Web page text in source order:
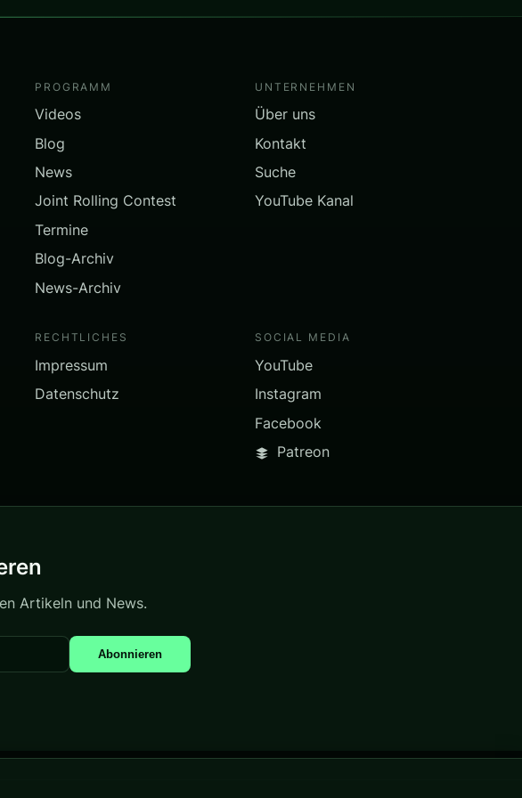
PROGRAMM
Videos
Blog
News
Joint Rolling Contest
Termine
Blog-Archiv
News-Archiv
UNTERNEHMEN
Über uns
Kontakt
Suche
YouTube Kanal
RECHTLICHES
Impressum
Datenschutz
SOCIAL MEDIA
YouTube
Instagram
Facebook
Patreon
Artikeln und News.
Abonnieren